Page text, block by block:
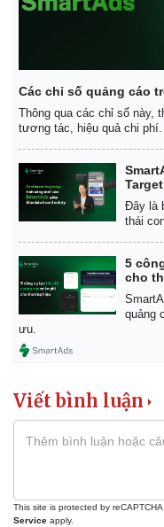
Thế giới
Quan sát
Cuộc sống đó đây
Hồ sơ
Các chỉ số quảng cáo
Thông qua các chỉ số này,
tương tác, hiệu quả chi phí.
Đây là
thái
5
cho
quảng
ưu.
Viết bình luận
This site is protected by
Service apply.